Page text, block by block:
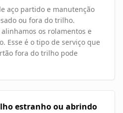
aço partido e manutenção
ou fora do trilho.
os rolamentos e
Esse é o tipo de serviço que
fora do trilho pode
estranho ou abrindo